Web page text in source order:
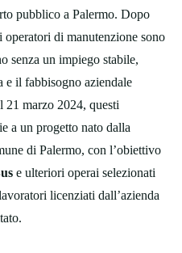
pubblico a Palermo. Dopo
di manutenzione sono
senza un impiego stabile,
e il fabbisogno aziendale
21 marzo 2024, questi
a un progetto nato dalla
di Palermo, con l’obiettivo
e ulteriori operai selezionati
licenziati dall’azienda